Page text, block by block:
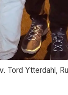
Ytterdahl,